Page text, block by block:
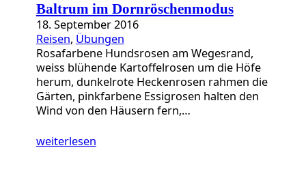
Baltrum im Dornröschenmodus
18. September 2016
Reisen, Übungen
Rosafarbene Hundsrosen am Wegesrand,
weiss blühende Kartoffelrosen um die Höfe
herum, dunkelrote Heckenrosen rahmen die
Gärten, pinkfarbene Essigrosen halten den
Wind von den Häusern fern,…
weiterlesen